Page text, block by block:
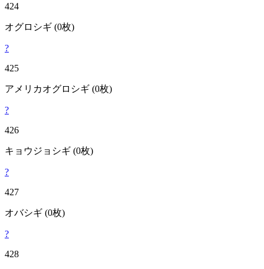
424
オグロシギ (0枚)
?
425
アメリカオグロシギ (0枚)
?
426
キョウジョシギ (0枚)
?
427
オバシギ (0枚)
?
428